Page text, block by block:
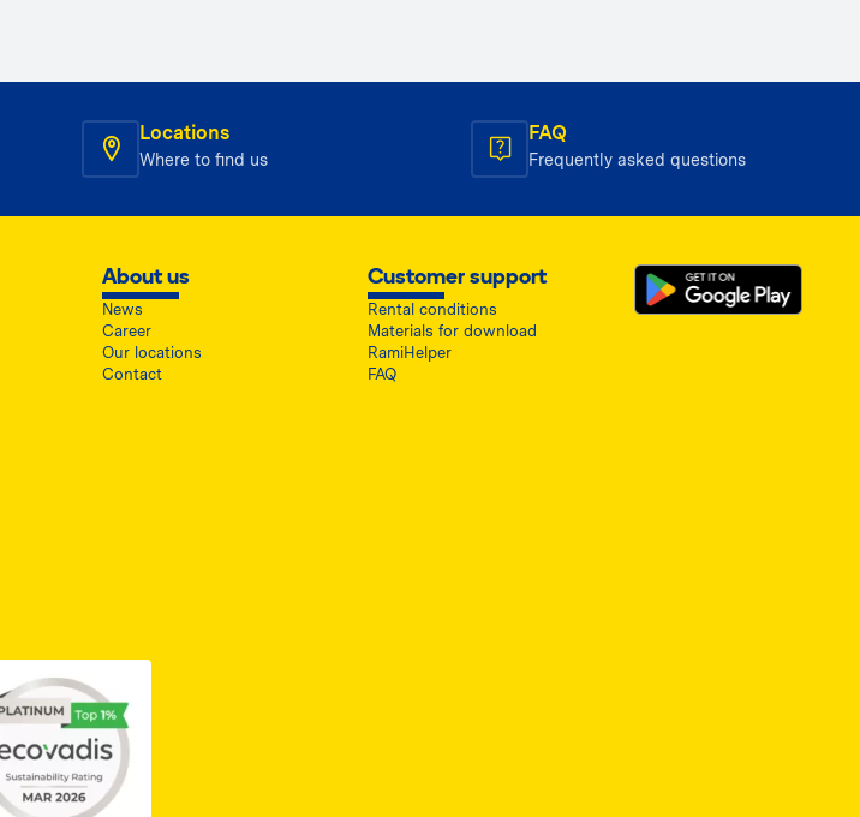
Locations
Where to find us
FAQ
Frequently asked questions
About us
News
Career
Our locations
Contact
Customer support
Rental conditions
Materials for download
RamiHelper
FAQ
otwiera się w nowej karcie
z certyfikatem IPAF, otwiera się w nowej karcie